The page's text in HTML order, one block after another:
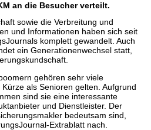
an die Besucher verteilt.
sowie die Verbreitung und
und Informationen haben sich seit
komplett gewandelt. Auch
ein Generationenwechsel statt,
gehören sehr viele
als Senioren gelten. Aufgrund
sind sie eine interessante
und Dienstleister. Der
bedeutsam sind,
Extrablatt nach.